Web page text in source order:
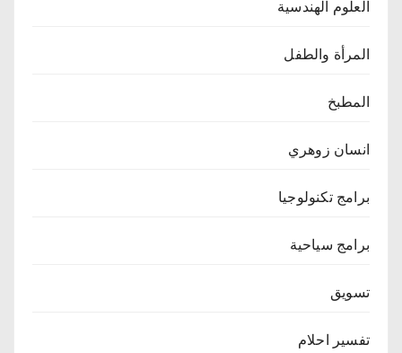
العلوم الهندسية
المرأة والطفل
المطبخ
انسان زوهري
برامج تكنولوجيا
برامج سياحية
تسويق
تفسير احلام